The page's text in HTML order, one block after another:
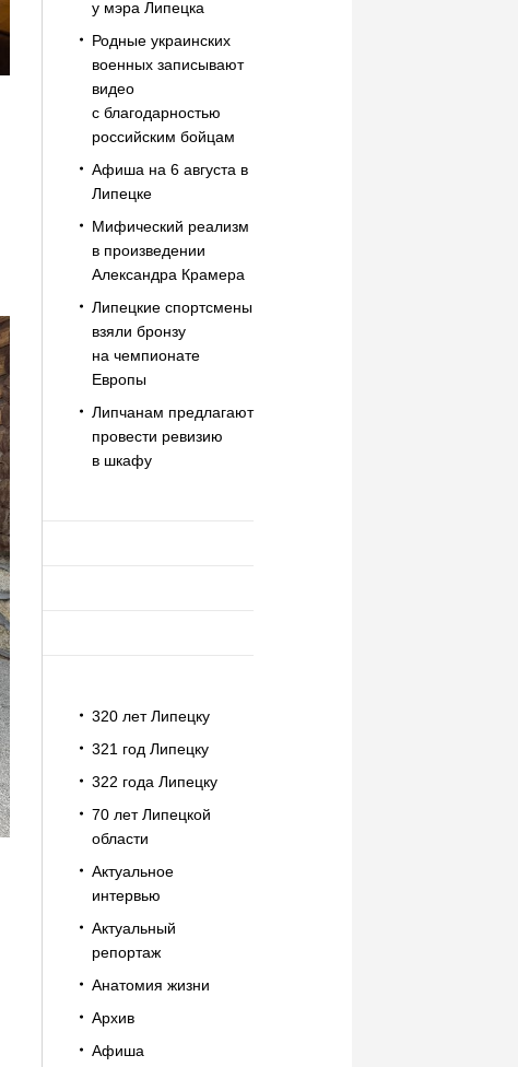
у мэра Липецка
Родные украинских
военных записывают
видео
с благодарностью
российским бойцам
Афиша на 6 августа в
Липецке
Мифический реализм
в произведении
Александра Крамера
Липецкие спортсмены
взяли бронзу
на чемпионате
Европы
Липчанам предлагают
провести ревизию
в шкафу
320 лет Липецку
321 год Липецку
322 года Липецку
70 лет Липецкой
области
Актуальное
интервью
Актуальный
репортаж
Анатомия жизни
Архив
Афиша